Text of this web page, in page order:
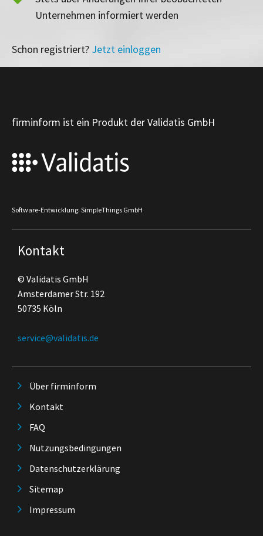
Unternehmen informiert werden
Schon registriert? Jetzt einloggen
firminform ist ein Produkt der Validatis GmbH
Software-Entwicklung: SimpleThings GmbH
Kontakt
© Validatis GmbH
Amsterdamer Str. 192
50735 Köln
service@validatis.de
Über firminform
Kontakt
FAQ
Nutzungsbedingungen
Datenschutzerklärung
Sitemap
Impressum